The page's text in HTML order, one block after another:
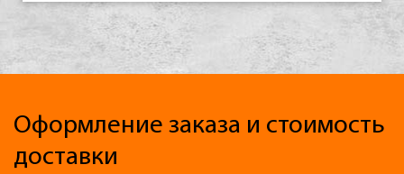
Оформление заказа и стоимость
доставки